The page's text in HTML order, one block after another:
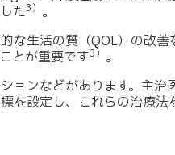
た3） 。
な生活の質（QOL）の改善
とが重要です3） 。
ョンなどがあります。主治
を設定し、これらの治療法